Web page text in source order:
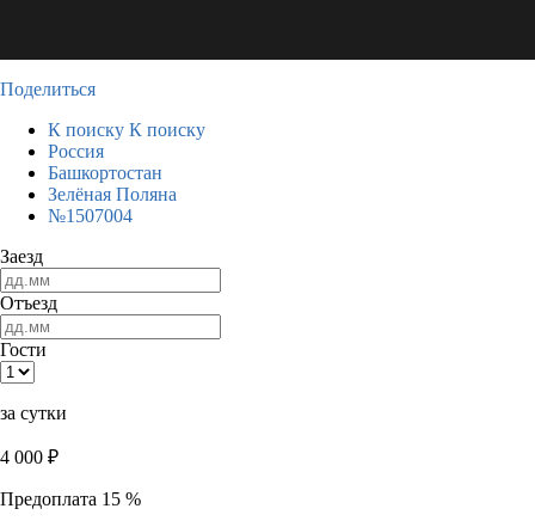
Поделиться
К поиску К поиску
Россия
Башкортостан
Зелёная Поляна
№1507004
Заезд
Отъезд
Гости
за сутки
4 000 ₽
Предоплата 15 %